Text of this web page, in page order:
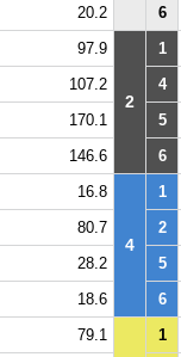
20.2 6
97.9
2
1
107.2
4
170.1
5
146.6 6
16.8
4
1
80.7
2
28.2
5
18.6 6
79.1
1